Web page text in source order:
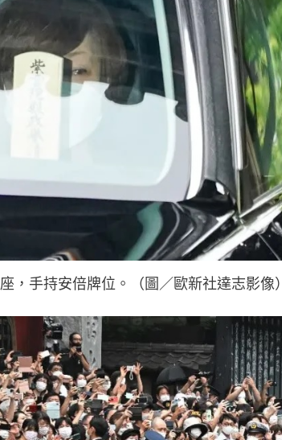
，手持安倍牌位。（圖／歐新社達志影像）